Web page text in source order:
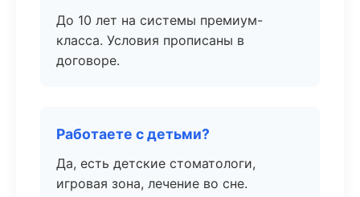
До 10 лет на системы премиум-
класса. Условия прописаны в
договоре.
Работаете с детьми?
Да, есть детские стоматологи,
игровая зона, лечение во сне.